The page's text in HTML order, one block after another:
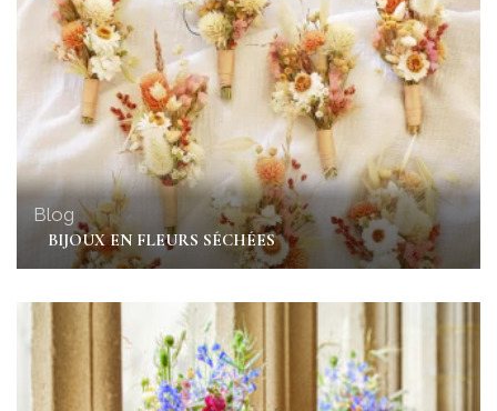
Blog
BIJOUX EN FLEURS SÉCHÉES